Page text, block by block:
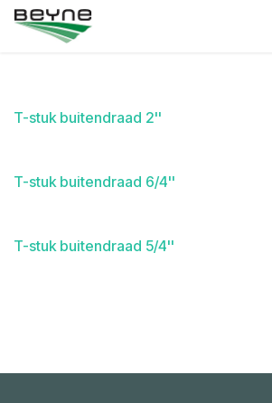
Overslaan naar inhoud
T-stuk buitendraad 2''
T-stuk buitendraad 6/4''
T-stuk buitendraad 5/4''